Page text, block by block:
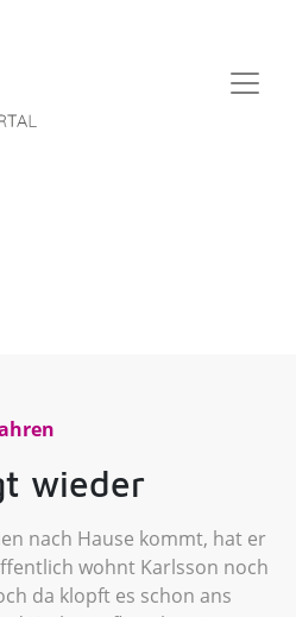
wieder
nach Hause kommt, hat er
wohnt Karlsson noch
da klopft es schon ans